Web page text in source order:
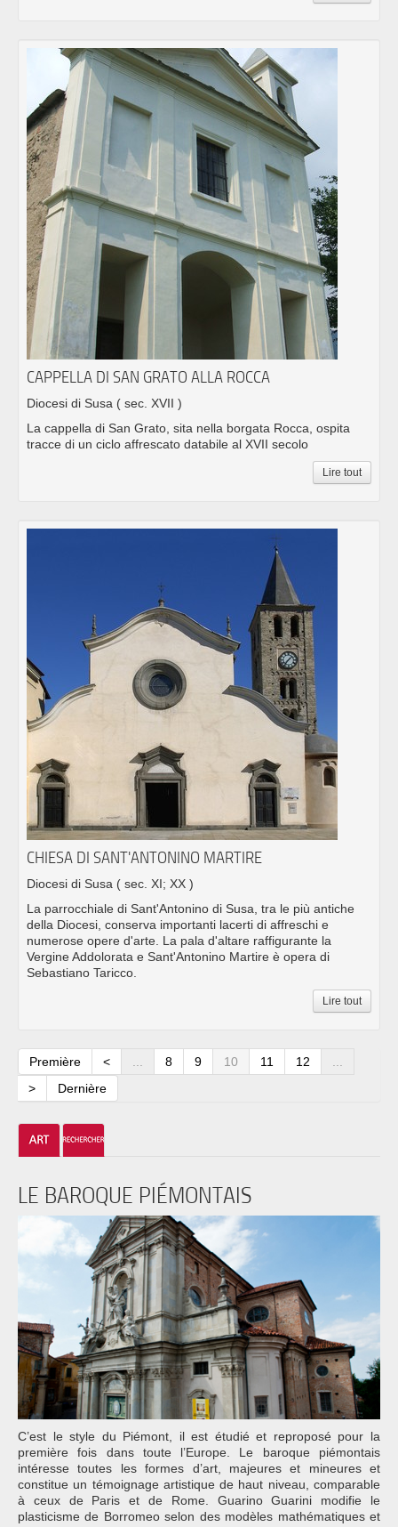
CAPPELLA DI SAN GRATO ALLA ROCCA
Diocesi di Susa ( sec. XVII )
La cappella di San Grato, sita nella borgata Rocca, ospita
tracce di un ciclo affrescato databile al XVII secolo
Lire tout
CHIESA DI SANT'ANTONINO MARTIRE
Diocesi di Susa ( sec. XI; XX )
La parrocchiale di Sant'Antonino di Susa, tra le più antiche
della Diocesi, conserva importanti lacerti di affreschi e
numerose opere d'arte. La pala d'altare raffigurante la
Vergine Addolorata e Sant'Antonino Martire è opera di
Sebastiano Taricco.
Lire tout
Première < ... 8 9 10 11 12
...
>
Dernière
LE BAROQUE PIÉMONTAIS
C’est le style du Piémont, il est étudié et reproposé pour la
première fois dans toute l’Europe. Le baroque piémontais
intéresse toutes les formes d’art, majeures et mineures et
constitue un témoignage artistique de haut niveau, comparable
à ceux de Paris et de Rome. Guarino Guarini modifie le
plasticisme de Borromeo selon des modèles mathématiques et